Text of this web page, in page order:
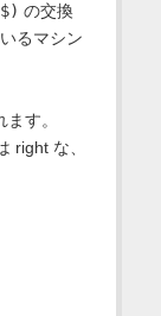
$) の交換
るマシン
す。
right な、